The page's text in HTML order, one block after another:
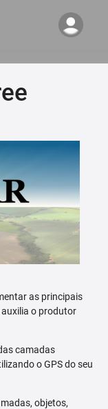
as principais
auxilia o produtor
camadas
o GPS do seu
objetos,